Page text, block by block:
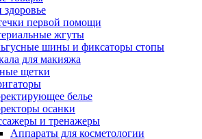
здоровье
первой помощи
жгуты
шины и фиксаторы стопы
для макияжа
щетки
белье
осанки
и тренажеры
Аппараты для косметологии